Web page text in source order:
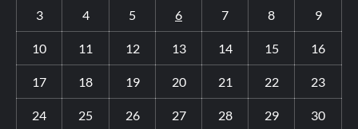
3 4 5 6 7 8 9
10 11 12 13 14 15 16
17 18 19 20 21 22 23
24 25 26 27 28 29 30